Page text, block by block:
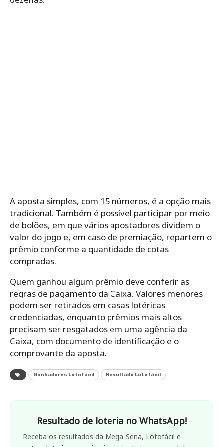
A aposta simples, com 15 números, é a opção mais
tradicional. Também é possível participar por meio
de bolões, em que vários apostadores dividem o
valor do jogo e, em caso de premiação, repartem o
prêmio conforme a quantidade de cotas
compradas.
Quem ganhou algum prêmio deve conferir as
regras de pagamento da Caixa. Valores menores
podem ser retirados em casas lotéricas
credenciadas, enquanto prêmios mais altos
precisam ser resgatados em uma agência da
Caixa, com documento de identificação e o
comprovante da aposta.
Ganhadores Lotofácil Resultado Lotofácil
Resultado de loteria no WhatsApp!
Receba os resultados da Mega-Sena, Lotofácil e